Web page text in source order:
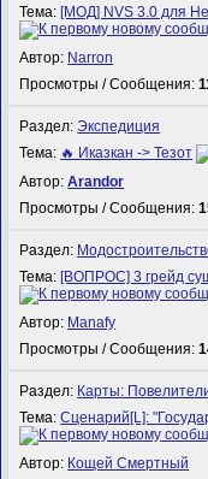
Тема: [МОД] NVS 3.0 для
Автор: Narron
Просмотры / Сообщения:
Раздел:Экспедиция
Тема: 🔥 Иказкан -> Тезот
Автор:Arandor
Просмотры / Сообщения:
Раздел:
Тема: [ВОПРОС] 3 грейд
Автор: Manafy
Просмотры / Сообщения:
Раздел: Карты:
Тема:Сценарий[L]:
Автор: Кощей Смертный